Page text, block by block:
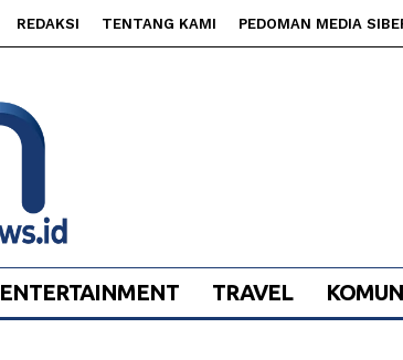
REDAKSI TENTANG KAMI PEDOMAN MEDIA
ENTERTAINMENT TRAVEL